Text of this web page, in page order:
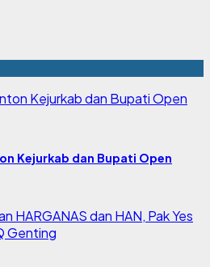
Kejurkab dan Bupati Open